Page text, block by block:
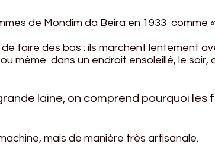
de Mondim da Beira en 1933 comme
faire des bas : ils marchent lentement
même dans un endroit ensoleillé, le soir,
laine, on comprend pourquoi
mais de manière très artisanale.